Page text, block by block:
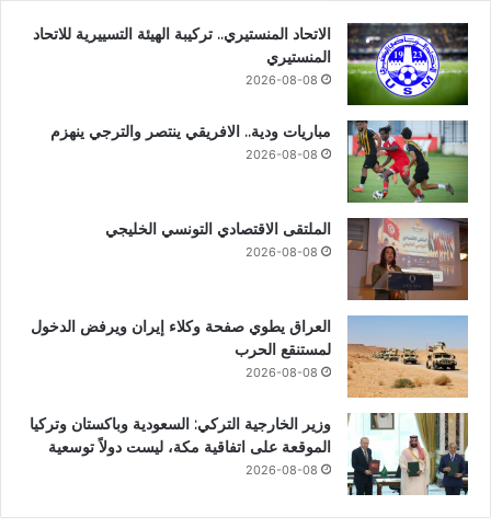
الاتحاد المنستيري.. تركيبة الهيئة التسييرية للاتحاد
المنستيري
2026-08-08
مباريات ودية.. الافريقي ينتصر والترجي ينهزم
2026-08-08
الملتقى الاقتصادي التونسي الخليجي
2026-08-08
العراق يطوي صفحة وكلاء إيران ويرفض الدخول
لمستنقع الحرب
2026-08-08
وزير الخارجية التركي: السعودية وباكستان وتركيا
الموقعة على اتفاقية مكة، ليست دولاً توسعية
2026-08-08